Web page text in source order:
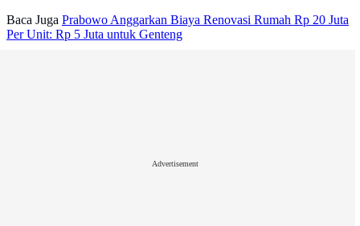
Baca Juga Prabowo Anggarkan Biaya Renovasi Rumah Rp 20 Juta
Per Unit: Rp 5 Juta untuk Genteng
Advertisement